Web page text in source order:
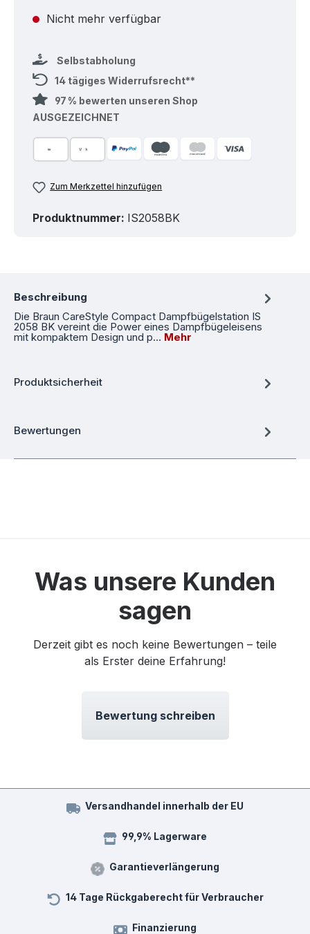
Nicht mehr verfügbar
Selbstabholung
14 tägiges Widerrufsrecht**
97 % bewerten unseren Shop
AUSGEZEICHNET
Zum Merkzettel hinzufügen
Produktnummer: IS2058BK
Beschreibung
Die Braun CareStyle Compact Dampfbügelstation IS
2058 BK vereint die Power eines Dampfbügeleisens
mit kompaktem Design und p… Mehr
Produktsicherheit
Bewertungen
Was unsere Kunden
sagen
Derzeit gibt es noch keine Bewertungen – teile
als Erster deine Erfahrung!
Bewertung schreiben
Versandhandel innerhalb der EU
99,9% Lagerware
Garantieverlängerung
14 Tage Rückgaberecht für Verbraucher
Finanzierung